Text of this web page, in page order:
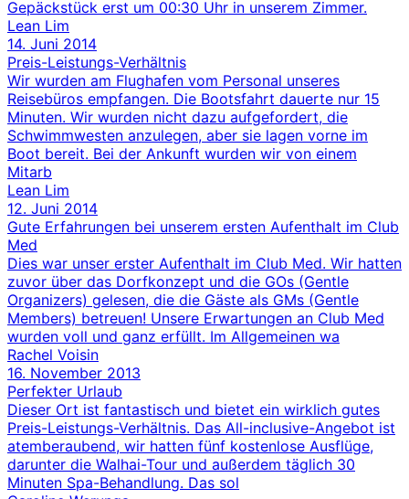
Gepäckstück erst um 00:30 Uhr in unserem Zimmer.
Lean Lim
14. Juni 2014
Preis-Leistungs-Verhältnis
Wir wurden am Flughafen vom Personal unseres
Reisebüros empfangen. Die Bootsfahrt dauerte nur 15
Minuten. Wir wurden nicht dazu aufgefordert, die
Schwimmwesten anzulegen, aber sie lagen vorne im
Boot bereit. Bei der Ankunft wurden wir von einem
Mitarb
Lean Lim
12. Juni 2014
Gute Erfahrungen bei unserem ersten Aufenthalt im Club
Med
Dies war unser erster Aufenthalt im Club Med. Wir hatten
zuvor über das Dorfkonzept und die GOs (Gentle
Organizers) gelesen, die die Gäste als GMs (Gentle
Members) betreuen! Unsere Erwartungen an Club Med
wurden voll und ganz erfüllt. Im Allgemeinen wa
Rachel Voisin
16. November 2013
Perfekter Urlaub
Dieser Ort ist fantastisch und bietet ein wirklich gutes
Preis-Leistungs-Verhältnis. Das All-inclusive-Angebot ist
atemberaubend, wir hatten fünf kostenlose Ausflüge,
darunter die Walhai-Tour und außerdem täglich 30
Minuten Spa-Behandlung. Das sol